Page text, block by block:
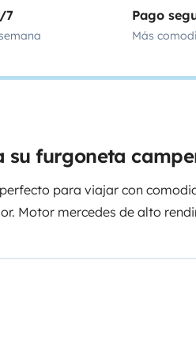
7 Pago
Más
su furgoneta
para viajar con
Motor mercedes de alto